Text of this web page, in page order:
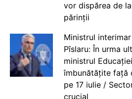
vor dispărea de
părinții
Ministrul
Pîslaru: În urma
ministrul
îmbunătățite față
pe 17 iulie /
crucial